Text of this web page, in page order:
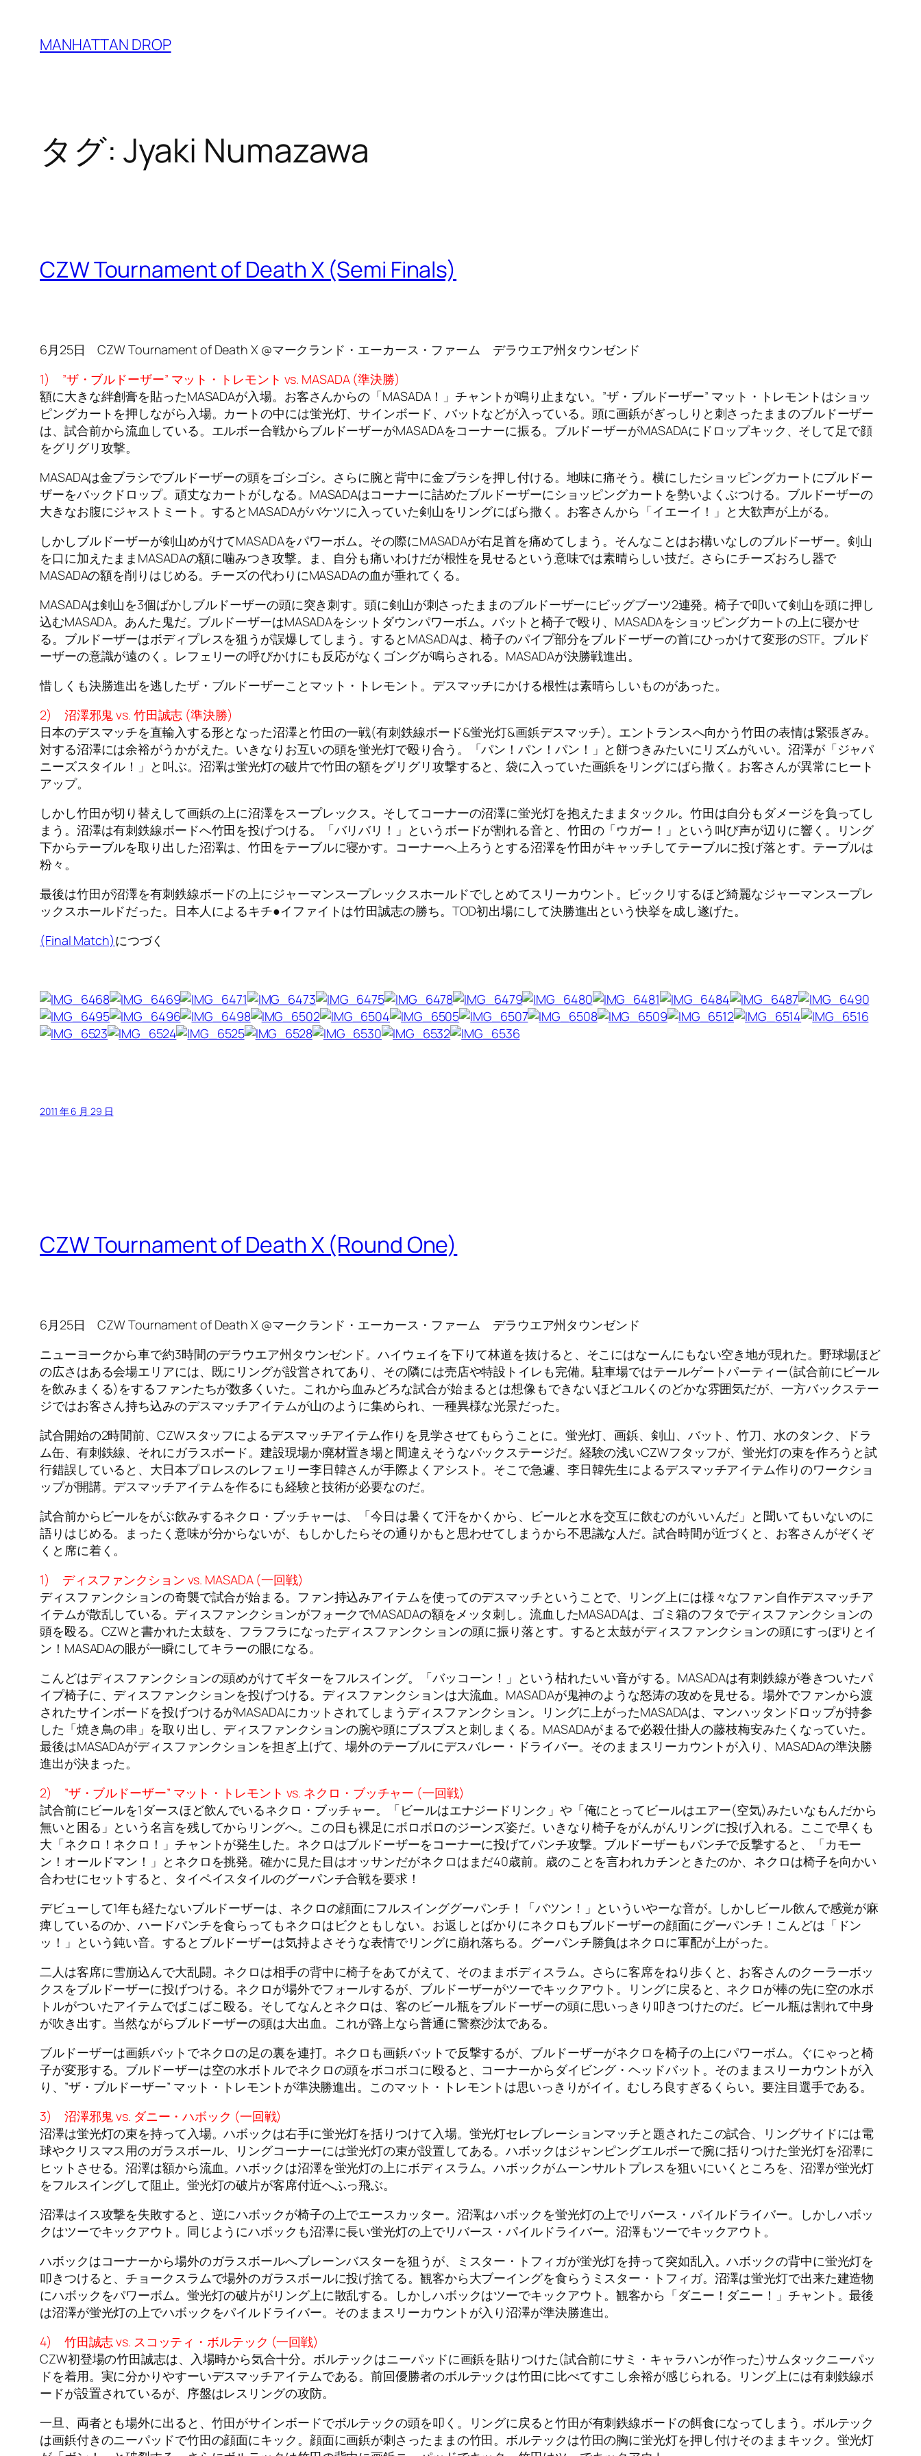
MANHATTAN DROP
タグ: Jyaki Numazawa
CZW Tournament of Death X (Semi Finals)
6月25日 CZW Tournament of Death X @マークランド・エーカース・ファーム デラウエア州タウンゼンド
1) ”ザ・ブルドーザー” マット・トレモント vs. MASADA (準決勝)
額に大きな絆創膏を貼ったMASADAが入場。お客さんからの「MASADA！」チャントが鳴り止まない。”ザ・ブルドーザー” マット・トレモントはショッ
ピングカートを押しながら入場。カートの中には蛍光灯、サインボード、バットなどが入っている。頭に画鋲がぎっしりと刺さったままのブルドーザー
は、試合前から流血している。エルボー合戦からブルドーザーがMASADAをコーナーに振る。ブルドーザーがMASADAにドロップキック、そして足で顔
をグリグリ攻撃。
MASADAは金ブラシでブルドーザーの頭をゴシゴシ。さらに腕と背中に金ブラシを押し付ける。地味に痛そう。横にしたショッピングカートにブルドー
ザーをバックドロップ。頑丈なカートがしなる。MASADAはコーナーに詰めたブルドーザーにショッピングカートを勢いよくぶつける。ブルドーザーの
大きなお腹にジャストミート。するとMASADAがバケツに入っていた剣山をリングにばら撒く。お客さんから「イエーイ！」と大歓声が上がる。
しかしブルドーザーが剣山めがけてMASADAをパワーボム。その際にMASADAが右足首を痛めてしまう。そんなことはお構いなしのブルドーザー。剣山
を口に加えたままMASADAの額に噛みつき攻撃。ま、自分も痛いわけだが根性を見せるという意味では素晴らしい技だ。さらにチーズおろし器で
MASADAの額を削りはじめる。チーズの代わりにMASADAの血が垂れてくる。
MASADAは剣山を3個ばかしブルドーザーの頭に突き刺す。頭に剣山が刺さったままのブルドーザーにビッグブーツ2連発。椅子で叩いて剣山を頭に押し
込むMASADA。あんた鬼だ。ブルドーザーはMASADAをシットダウンパワーボム。バットと椅子で殴り、MASADAをショッピングカートの上に寝かせ
る。ブルドーザーはボディプレスを狙うが誤爆してしまう。するとMASADAは、椅子のパイプ部分をブルドーザーの首にひっかけて変形のSTF。ブルド
ーザーの意識が遠のく。レフェリーの呼びかけにも反応がなくゴングが鳴らされる。MASADAが決勝戦進出。
惜しくも決勝進出を逃したザ・ブルドーザーことマット・トレモント。デスマッチにかける根性は素晴らしいものがあった。
2) 沼澤邪鬼 vs. 竹田誠志 (準決勝)
日本のデスマッチを直輸入する形となった沼澤と竹田の一戦(有刺鉄線ボード&蛍光灯&画鋲デスマッチ)。エントランスへ向かう竹田の表情は緊張ぎみ。
対する沼澤には余裕がうかがえた。いきなりお互いの頭を蛍光灯で殴り合う。「パン！パン！パン！」と餅つきみたいにリズムがいい。沼澤が「ジャパ
ニーズスタイル！」と叫ぶ。沼澤は蛍光灯の破片で竹田の額をグリグリ攻撃すると、袋に入っていた画鋲をリングにばら撒く。お客さんが異常にヒート
アップ。
しかし竹田が切り替えして画鋲の上に沼澤をスープレックス。そしてコーナーの沼澤に蛍光灯を抱えたままタックル。竹田は自分もダメージを負ってし
まう。沼澤は有刺鉄線ボードへ竹田を投げつける。「バリバリ！」というボードが割れる音と、竹田の「ウガー！」という叫び声が辺りに響く。リング
下からテーブルを取り出した沼澤は、竹田をテーブルに寝かす。コーナーへ上ろうとする沼澤を竹田がキャッチしてテーブルに投げ落とす。テーブルは
粉々。
最後は竹田が沼澤を有刺鉄線ボードの上にジャーマンスープレックスホールドでしとめてスリーカウント。ビックリするほど綺麗なジャーマンスープレ
ックスホールドだった。日本人によるキチ●イファイトは竹田誠志の勝ち。TOD初出場にして決勝進出という快挙を成し遂げた。
(Final Match)につづく
2011 年 6 月 29 日
CZW Tournament of Death X (Round One)
6月25日 CZW Tournament of Death X @マークランド・エーカース・ファーム デラウエア州タウンゼンド
ニューヨークから車で約3時間のデラウエア州タウンゼンド。ハイウェイを下りて林道を抜けると、そこにはなーんにもない空き地が現れた。野球場ほど
の広さはある会場エリアには、既にリングが設営されてあり、その隣には売店や特設トイレも完備。駐車場ではテールゲートパーティー(試合前にビール
を飲みまくる)をするファンたちが数多くいた。これから血みどろな試合が始まるとは想像もできないほどユルくのどかな雰囲気だが、一方バックステー
ジではお客さん持ち込みのデスマッチアイテムが山のように集められ、一種異様な光景だった。
試合開始の2時間前、CZWスタッフによるデスマッチアイテム作りを見学させてもらうことに。蛍光灯、画鋲、剣山、バット、竹刀、水のタンク、ドラ
ム缶、有刺鉄線、それにガラスボード。建設現場か廃材置き場と間違えそうなバックステージだ。経験の浅いCZWフタッフが、蛍光灯の束を作ろうと試
行錯誤していると、大日本プロレスのレフェリー李日韓さんが手際よくアシスト。そこで急遽、李日韓先生によるデスマッチアイテム作りのワークショ
ップが開講。デスマッチアイテムを作るにも経験と技術が必要なのだ。
試合前からビールをがぶ飲みするネクロ・ブッチャーは、「今日は暑くて汗をかくから、ビールと水を交互に飲むのがいいんだ」と聞いてもいないのに
語りはじめる。まったく意味が分からないが、もしかしたらその通りかもと思わせてしまうから不思議な人だ。試合時間が近づくと、お客さんがぞくぞ
くと席に着く。
1) ディスファンクション vs. MASADA (一回戦)
ディスファンクションの奇襲で試合が始まる。ファン持込みアイテムを使ってのデスマッチということで、リング上には様々なファン自作デスマッチア
イテムが散乱している。ディスファンクションがフォークでMASADAの額をメッタ刺し。流血したMASADAは、ゴミ箱のフタでディスファンクションの
頭を殴る。CZWと書かれた太鼓を、フラフラになったディスファンクションの頭に振り落とす。すると太鼓がディスファンクションの頭にすっぽりとイ
ン！MASADAの眼が一瞬にしてキラーの眼になる。
こんどはディスファンクションの頭めがけてギターをフルスイング。「バッコーン！」という枯れたいい音がする。MASADAは有刺鉄線が巻きついたパ
イプ椅子に、ディスファンクションを投げつける。ディスファンクションは大流血。MASADAが鬼神のような怒涛の攻めを見せる。場外でファンから渡
されたサインボードを投げつけるがMASADAにカットされてしまうディスファンクション。リングに上がったMASADAは、マンハッタンドロップが持参
した「焼き鳥の串」を取り出し、ディスファンクションの腕や頭にブスブスと刺しまくる。MASADAがまるで必殺仕掛人の藤枝梅安みたくなっていた。
最後はMASADAがディスファンクションを担ぎ上げて、場外のテーブルにデスバレー・ドライバー。そのままスリーカウントが入り、MASADAの準決勝
進出が決まった。
2) ”ザ・ブルドーザー” マット・トレモント vs. ネクロ・ブッチャー (一回戦)
試合前にビールを1ダースほど飲んでいるネクロ・ブッチャー。「ビールはエナジードリンク」や「俺にとってビールはエアー(空気)みたいなもんだから
無いと困る」という名言を残してからリングへ。この日も裸足にボロボロのジーンズ姿だ。いきなり椅子をがんがんリングに投げ入れる。ここで早くも
大「ネクロ！ネクロ！」チャントが発生した。ネクロはブルドーザーをコーナーに投げてパンチ攻撃。ブルドーザーもパンチで反撃すると、「カモー
ン！オールドマン！」とネクロを挑発。確かに見た目はオッサンだがネクロはまだ40歳前。歳のことを言われカチンときたのか、ネクロは椅子を向かい
合わせにセットすると、タイペイスタイルのグーパンチ合戦を要求！
デビューして1年も経たないブルドーザーは、ネクロの顔面にフルスインググーパンチ！「バツン！」といういやーな音が。しかしビール飲んで感覚が麻
痺しているのか、ハードパンチを食らってもネクロはビクともしない。お返しとばかりにネクロもブルドーザーの顔面にグーパンチ！こんどは「ドン
ッ！」という鈍い音。するとブルドーザーは気持よさそうな表情でリングに崩れ落ちる。グーパンチ勝負はネクロに軍配が上がった。
二人は客席に雪崩込んで大乱闘。ネクロは相手の背中に椅子をあてがえて、そのままボディスラム。さらに客席をねり歩くと、お客さんのクーラーボッ
クスをブルドーザーに投げつける。ネクロが場外でフォールするが、ブルドーザーがツーでキックアウト。リングに戻ると、ネクロが棒の先に空の水ボ
トルがついたアイテムでばこばこ殴る。そしてなんとネクロは、客のビール瓶をブルドーザーの頭に思いっきり叩きつけたのだ。ビール瓶は割れて中身
が吹き出す。当然ながらブルドーザーの頭は大出血。これが路上なら普通に警察沙汰である。
ブルドーザーは画鋲バットでネクロの足の裏を連打。ネクロも画鋲バットで反撃するが、ブルドーザーがネクロを椅子の上にパワーボム。ぐにゃっと椅
子が変形する。ブルドーザーは空の水ボトルでネクロの頭をボコボコに殴ると、コーナーからダイビング・ヘッドバット。そのままスリーカウントが入
り、”ザ・ブルドーザー” マット・トレモントが準決勝進出。このマット・トレモントは思いっきりがイイ。むしろ良すぎるくらい。要注目選手である。
3) 沼澤邪鬼 vs. ダニー・ハボック (一回戦)
沼澤は蛍光灯の束を持って入場。ハボックは右手に蛍光灯を括りつけて入場。蛍光灯セレブレーションマッチと題されたこの試合、リングサイドには電
球やクリスマス用のガラスボール、リングコーナーには蛍光灯の束が設置してある。ハボックはジャンピングエルボーで腕に括りつけた蛍光灯を沼澤に
ヒットさせる。沼澤は額から流血。ハボックは沼澤を蛍光灯の上にボディスラム。ハボックがムーンサルトプレスを狙いにいくところを、沼澤が蛍光灯
をフルスイングして阻止。蛍光灯の破片が客席付近へふっ飛ぶ。
沼澤はイス攻撃を失敗すると、逆にハボックが椅子の上でエースカッター。沼澤はハボックを蛍光灯の上でリバース・パイルドライバー。しかしハボッ
クはツーでキックアウト。同じようにハボックも沼澤に長い蛍光灯の上でリバース・パイルドライバー。沼澤もツーでキックアウト。
ハボックはコーナーから場外のガラスボールへブレーンバスターを狙うが、ミスター・トフィガが蛍光灯を持って突如乱入。ハボックの背中に蛍光灯を
叩きつけると、チョークスラムで場外のガラスボールに投げ捨てる。観客から大ブーイングを食らうミスター・トフィガ。沼澤は蛍光灯で出来た建造物
にハボックをパワーボム。蛍光灯の破片がリング上に散乱する。しかしハボックはツーでキックアウト。観客から「ダニー！ダニー！」チャント。最後
は沼澤が蛍光灯の上でハボックをパイルドライバー。そのままスリーカウントが入り沼澤が準決勝進出。
4) 竹田誠志 vs. スコッティ・ボルテック (一回戦)
CZW初登場の竹田誠志は、入場時から気合十分。ボルテックはニーパッドに画鋲を貼りつけた(試合前にサミ・キャラハンが作った)サムタックニーパッ
ドを着用。実に分かりやすーいデスマッチアイテムである。前回優勝者のボルテックは竹田に比べてすこし余裕が感じられる。リング上には有刺鉄線ボ
ードが設置されているが、序盤はレスリングの攻防。
一旦、両者とも場外に出ると、竹田がサインボードでボルテックの頭を叩く。リングに戻ると竹田が有刺鉄線ボードの餌食になってしまう。ボルテック
は画鋲付きのニーパッドで竹田の顔面にキック。顔面に画鋲が刺さったままの竹田。ボルテックは竹田の胸に蛍光灯を押し付けそのままキック。蛍光灯